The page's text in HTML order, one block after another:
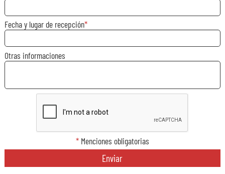
Fecha y lugar de recepción
Otras informaciones
*Menciones obligatorias
Enviar